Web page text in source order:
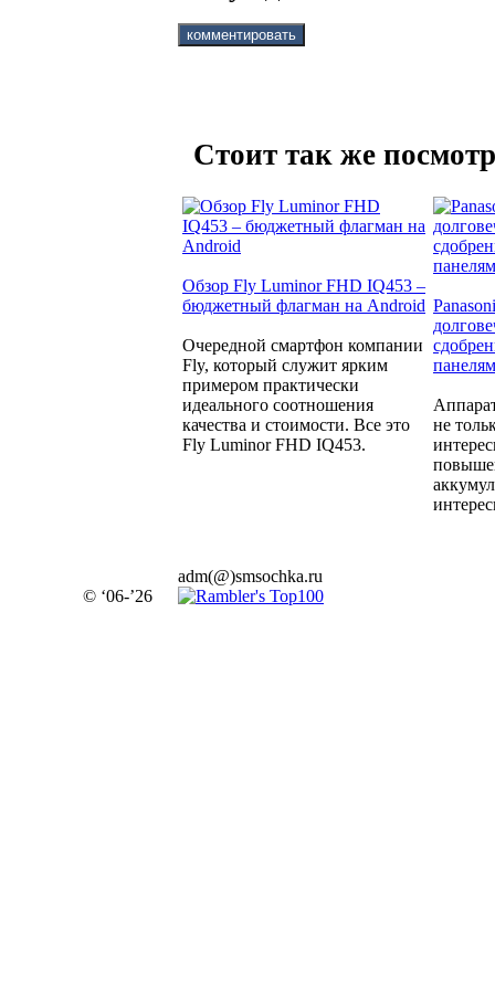
Стоит так же
Обзор Fly Luminor FHD IQ453 –
бюджетный флагман на Android
Очередной смартфон компании
Fly, который служит ярким
примером практически
идеального соотношения
качества и стоимости. Все это
Fly Luminor FHD IQ453.
не
© ‘06-’26
adm(@)smsochka.ru